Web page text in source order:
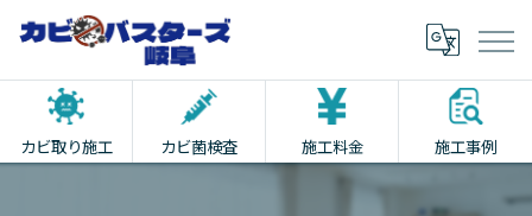
カビ取り施工 カビ菌検査 施工料金 施工事例